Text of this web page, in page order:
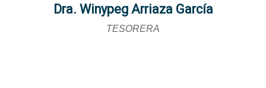
Dra. Winypeg Arriaza García
TESORERA